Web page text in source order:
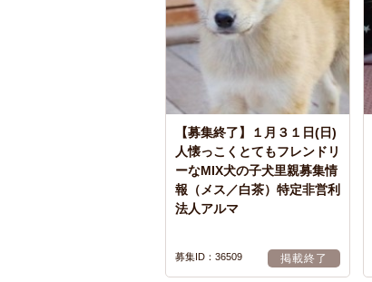
【募集終了】１月３１日(日)
人懐っこくとてもフレンドリ
ーなMIX犬の子犬里親募集情
報（メス／白茶）特定非営利
法人アルマ
募集ID：36509 掲載終了